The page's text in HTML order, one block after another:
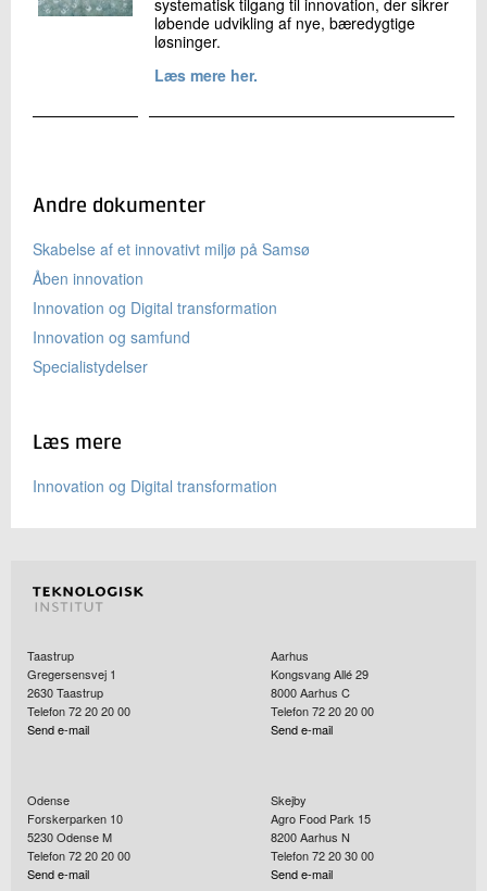
systematisk tilgang til innovation, der sikrer
løbende udvikling af nye, bæredygtige
løsninger.
Læs mere her.
Andre dokumenter
Skabelse af et innovativt miljø på Samsø
Åben innovation
Innovation og Digital transformation
Innovation og samfund
Specialistydelser
Læs mere
Innovation og Digital transformation
Taastrup
Gregersensvej 1
2630Taastrup
Telefon 72 20 20 00
Send e-mail
Aarhus
Kongsvang Allé 29
8000Aarhus C
Telefon 72 20 20 00
Send e-mail
Odense
Forskerparken 10
5230Odense M
Telefon 72 20 20 00
Send e-mail
Skejby
Agro Food Park 15
8200Aarhus N
Telefon 72 20 30 00
Send e-mail